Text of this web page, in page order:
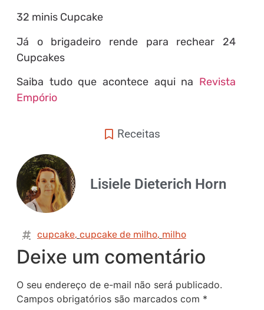
32 minis Cupcake
Já o brigadeiro rende para rechear 24
Cupcakes
Saiba tudo que acontece aqui na Revista
Empório
Receitas
Lisiele Dieterich Horn
cupcake, cupcake de milho, milho
Deixe um comentário
O seu endereço de e-mail não será publicado.
Campos obrigatórios são marcados com *